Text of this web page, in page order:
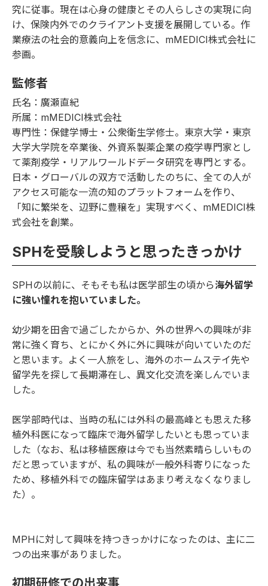
究に従事。現在は心身の健康とその人らしさの実現に向
け、保険内外でのクライアント支援を展開している。作
業療法の社会的意義向上を信念に、mMEDICI株式会社に
参画。
監修者
氏名：廣瀬直紀
所属：mMEDICI株式会社
専門性：保健学博士・公衆衛生学修士。東京大学・東京
大学大学院を卒業後、外資系製薬企業の疫学専門家とし
て薬剤疫学・リアルワールドデータ研究を専門とする。
日本・グローバルの双方で活動したのちに、全ての人が
アクセス可能な一流の知のプラットフォームを作り、
「知に繁栄を、辺野に豊穣を」実現すべく、mMEDICI株
式会社を創業。
SPHを受験しようと思ったきっかけ
SPHの以前に、そもそも私は医学部生の頃から海外留学
に強い憧れを抱いていました。
幼少期を田舎で過ごしたからか、外の世界への興味が非
常に強く育ち、とにかく外に外に興味が向いていたのだ
と思います。よく一人旅をし、海外のホームステイ先や
留学先を探して長期滞在し、異文化交流を楽しんでいま
した。
医学部時代は、当時の私には外科の最高峰とも思えた移
植外科医になって臨床で海外留学したいとも思っていま
した（なお、私は移植医療は今でも当然素晴らしいもの
だと思っていますが、私の興味が一般外科寄りになった
ため、移植外科での臨床留学はあまり考えなくなりまし
た）。
MPHに対して興味を持つきっかけになったのは、主に二
つの出来事がありました。